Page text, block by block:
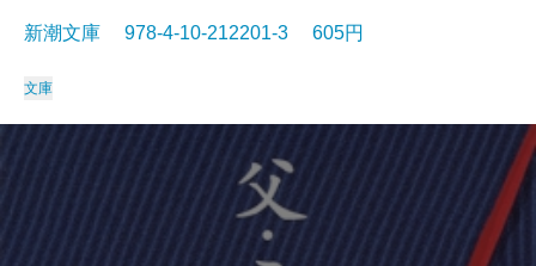
新潮文庫 978-4-10-212201-3 605円
文庫